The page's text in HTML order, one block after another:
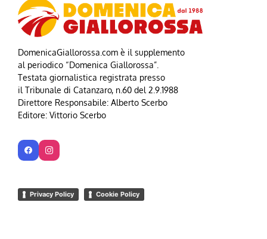
DomenicaGiallorossa.com è il supplemento
al periodico “Domenica Giallorossa”.
Testata giornalistica registrata presso
il Tribunale di Catanzaro, n.60 del 2.9.1988
Direttore Responsabile: Alberto Scerbo
Editore: Vittorio Scerbo
Privacy Policy Cookie Policy